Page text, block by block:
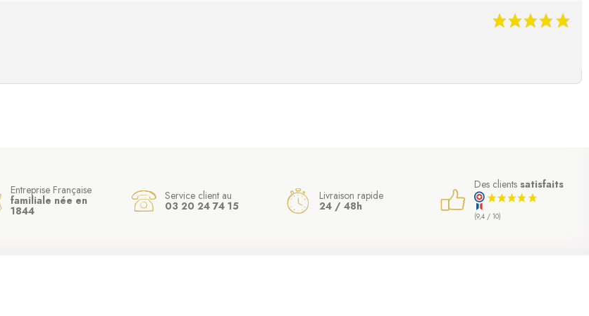
Entreprise Française
familiale née en
1844
Service client au
03 20 24 74 15
Livraison rapide
24 / 48h
Des clients satisfaits
(9,4 / 10)